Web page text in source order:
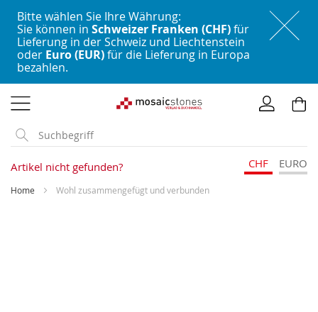
Bitte wählen Sie Ihre Währung:
Sie können in Schweizer Franken (CHF)für
Lieferung in der Schweiz und Liechtenstein
oder Euro (EUR)für die Lieferung in Europa
bezahlen.
zum
Inhalt
Artikel nicht gefunden? CHF EURO
Home Wohl zusammengefügt und verbunden